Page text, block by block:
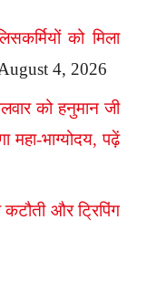
को मिला
4, 2026
को हनुमान जी
महा-भाग्योदय, पढ़ें
और ट्रिपिंग